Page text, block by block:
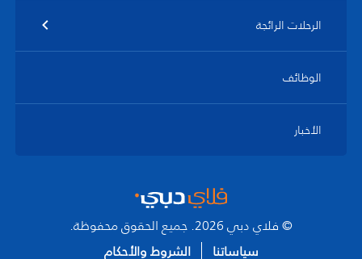
الرحلات الرائجة
الوظائف
الأخبار
© فلاي دبي 2026. جميع الحقوق محفوظة.
سياساتنا
الشروط والأحكام